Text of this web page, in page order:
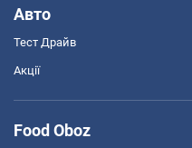
Авто
Тест Драйв
Акції
Food Oboz